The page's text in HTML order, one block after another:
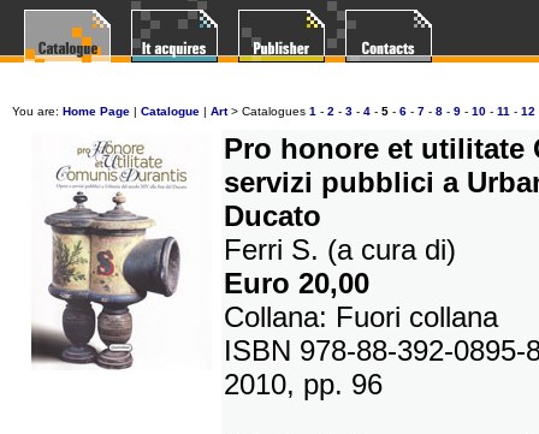
You are: Home Page | Catalogue | Art> Catalogues 1 - 2 - 3 - 4 - 5 - 6 - 7 - 8 - 9 - 10 - 11 - 12
Pro honore et utilitate
servizi pubblici a
Ducato
Ferri S. (a cura di)
Euro 20,00
Collana: Fuori collana
ISBN 978-88-392-0895-
2010, pp. 96